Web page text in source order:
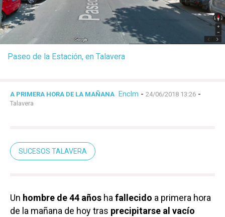
Paseo de la Estación, en Talavera
A PRIMERA HORA DE LA MAÑANA Enclm - 24/06/2018 13:26 -
Talavera
SUCESOS TALAVERA
Un hombre de 44 años ha fallecido a primera hora
de la mañana de hoy tras precipitarse al vacío